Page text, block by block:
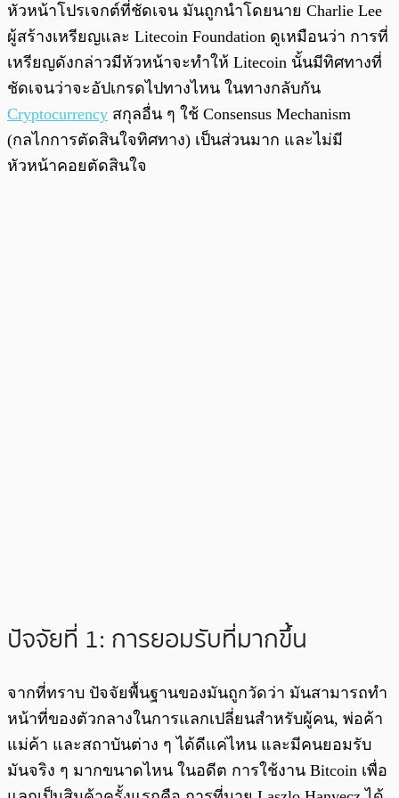
หัวหน้าโปรเจกต์ที่ชัดเจน มันถูกนำโดยนาย Charlie Lee
ผู้สร้างเหรียญและ Litecoin Foundation ดูเหมือนว่า การที่
เหรียญดังกล่าวมีหัวหน้าจะทำให้ Litecoin นั้นมีทิศทางที่
ชัดเจนว่าจะอัปเกรดไปทางไหน ในทางกลับกัน
Cryptocurrency สกุลอื่น ๆ ใช้ Consensus Mechanism
(กลไกการตัดสินใจทิศทาง) เป็นส่วนมาก และไม่มี
หัวหน้าคอยตัดสินใจ
ปัจจัยที่ 1: การยอมรับที่มากขึ้น
จากที่ทราบ ปัจจัยพื้นฐานของมันถูกวัดว่า มันสามารถทำ
หน้าที่ของตัวกลางในการแลกเปลี่ยนสำหรับผู้คน, พ่อค้า
แม่ค้า และสถาบันต่าง ๆ ได้ดีแค่ไหน และมีคนยอมรับ
มันจริง ๆ มากขนาดไหน ในอดีต การใช้งาน Bitcoin เพื่อ